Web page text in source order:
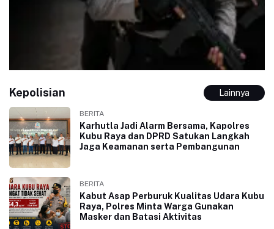
Kepolisian Lainnya
BERITA
Karhutla Jadi Alarm Bersama, Kapolres
Kubu Raya dan DPRD Satukan Langkah
Jaga Keamanan serta Pembangunan
BERITA
Kabut Asap Perburuk Kualitas Udara Kubu
Raya, Polres Minta Warga Gunakan
Masker dan Batasi Aktivitas